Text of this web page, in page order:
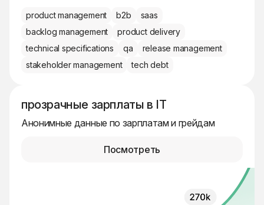
product management b2b
saas
backlog management
product delivery
technical specifications
qa
release management
stakeholder management
tech debt
прозрачные зарплаты в IT
Анонимные данные по зарплатам и грейдам
Посмотреть